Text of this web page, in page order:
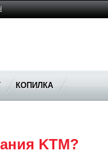
КОПИЛКА
KTM?